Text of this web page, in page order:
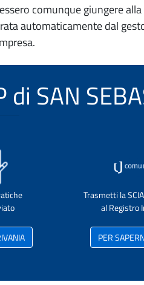
comunque giungere
automaticamente dal
SAN
Trasmetti la
al Registro
PER